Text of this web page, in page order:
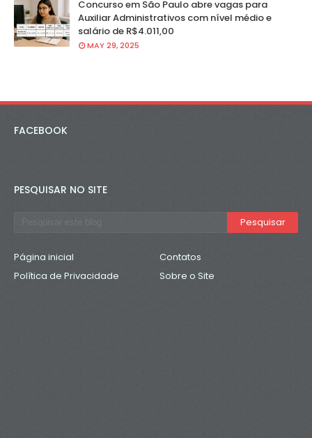
Concurso em São Paulo abre vagas para
Auxiliar Administrativos com nível médio e
salário de R$4.011,00
MAY 29, 2025
FACEBOOK
PESQUISAR NO SITE
Página inicial
Contatos
Política de Privacidade
Sobre o Site